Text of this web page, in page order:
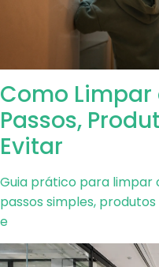
Como Limpar
Passos,
Evitar
Guia prático para limpar
passos simples,
e